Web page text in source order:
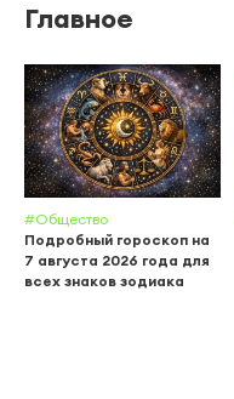
Главное
#Общество
Подробный гороскоп на
7 августа 2026 года для
всех знаков зодиака